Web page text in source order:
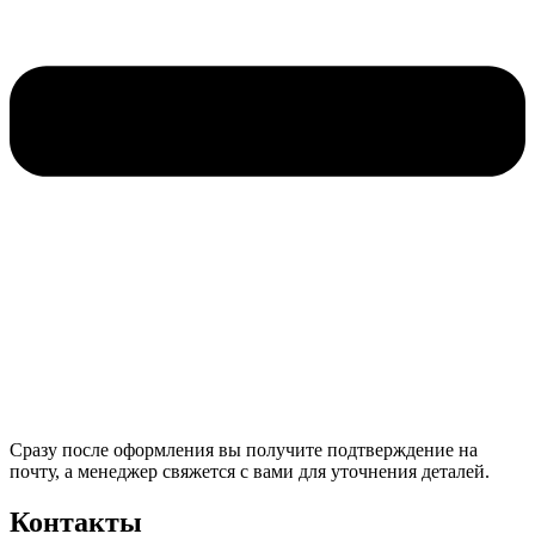
Сразу после оформления вы получите подтверждение на
почту, а менеджер свяжется с вами для уточнения деталей.
Контакты